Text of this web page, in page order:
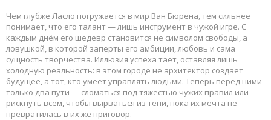
Чем глубже Ласло погружается в мир Ван Бюрена, тем сильнее
понимает, что его талант — лишь инструмент в чужой игре. С
каждым днём его шедевр становится не символом свободы, а
ловушкой, в которой заперты его амбиции, любовь и сама
сущность творчества. Иллюзия успеха тает, оставляя лишь
холодную реальность: в этом городе не архитектор создает
будущее, а тот, кто умеет управлять людьми. Теперь перед ними
только два пути — сломаться под тяжестью чужих правил или
рискнуть всем, чтобы вырваться из тени, пока их мечта не
превратилась в их же приговор.